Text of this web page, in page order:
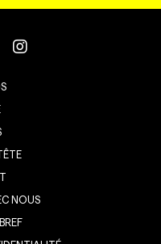
NOUS